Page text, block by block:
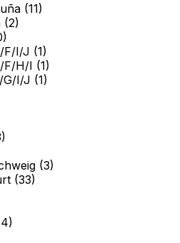
(11)
(2)
F/I/J (1)
F/H/I (1)
G/I/J (1)
(3)
(33)